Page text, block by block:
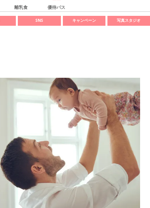
離乳食 優待パス
SNS キャンペーン 写真スタジオ